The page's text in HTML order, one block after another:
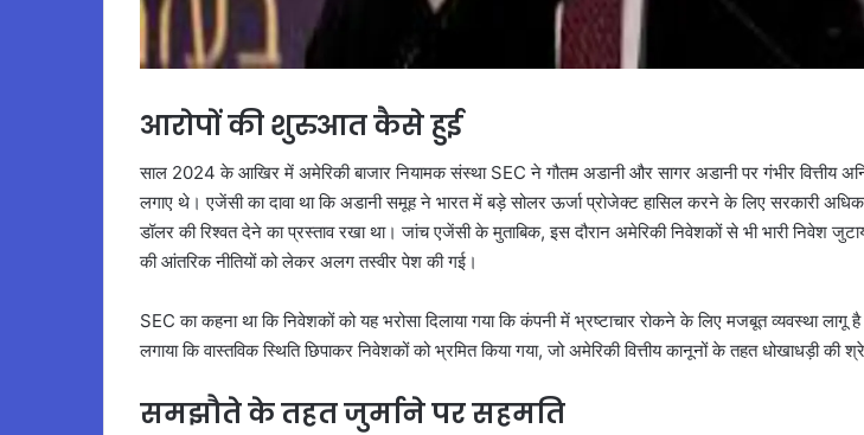
आरोपों की शुरुआत कैसे हुई
साल 2024 के आखिर में अमेरिकी बाजार नियामक संस्था SEC ने गौतम अडानी और सागर अडानी पर गंभीर वित्तीय
लगाए थे। एजेंसी का दावा था कि अडानी समूह ने भारत में बड़े सोलर ऊर्जा प्रोजेक्ट हासिल करने के लिए सरकारी
डॉलर की रिश्वत देने का प्रस्ताव रखा था। जांच एजेंसी के मुताबिक, इस दौरान अमेरिकी निवेशकों से भी भारी निवेश
की आंतरिक नीतियों को लेकर अलग तस्वीर पेश की गई।
SEC का कहना था कि निवेशकों को यह भरोसा दिलाया गया कि कंपनी में भ्रष्टाचार रोकने के लिए मजबूत व्यवस्था
लगाया कि वास्तविक स्थिति छिपाकर निवेशकों को भ्रमित किया गया, जो अमेरिकी वित्तीय कानूनों के तहत धोखाधड़ी की
समझौते के तहत जुर्माने पर सहमति